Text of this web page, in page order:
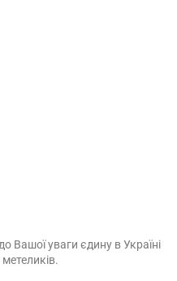
Вашої уваги єдину в Україні